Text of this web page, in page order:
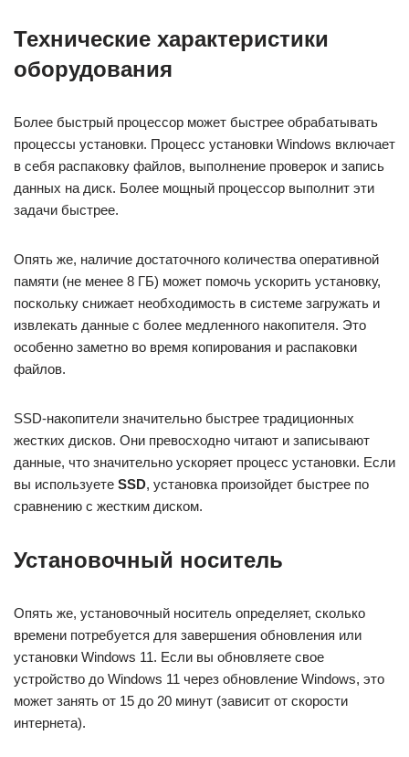
Технические характеристики
оборудования
Более быстрый процессор может быстрее обрабатывать
процессы установки. Процесс установки Windows включает
в себя распаковку файлов, выполнение проверок и запись
данных на диск. Более мощный процессор выполнит эти
задачи быстрее.
Опять же, наличие достаточного количества оперативной
памяти (не менее 8 ГБ) может помочь ускорить установку,
поскольку снижает необходимость в системе загружать и
извлекать данные с более медленного накопителя. Это
особенно заметно во время копирования и распаковки
файлов.
SSD-накопители значительно быстрее традиционных
жестких дисков. Они превосходно читают и записывают
данные, что значительно ускоряет процесс установки. Если
вы используете SSD, установка произойдет быстрее по
сравнению с жестким диском.
Установочный носитель
Опять же, установочный носитель определяет, сколько
времени потребуется для завершения обновления или
установки Windows 11. Если вы обновляете свое
устройство до Windows 11 через обновление Windows, это
может занять от 15 до 20 минут (зависит от скорости
интернета).